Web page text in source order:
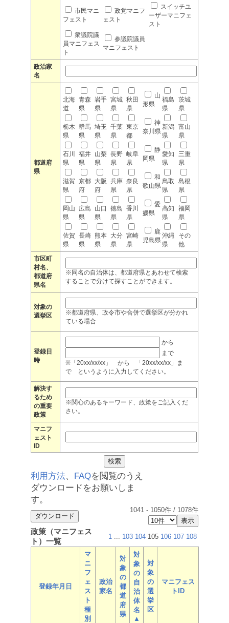
市民マニ
フェスト
政党マニフ
ェスト
スイッチユ
ーザーマニフェ
スト
衆議院議
員マニフェス
ト
参議院議員
マニフェスト
政治家
名
都道府
県
北海
道
青森
県
岩手
県
宮城
県
秋田
県
山
形県
福島
県
茨城
県
栃木
県
群馬
県
埼玉
県
千葉
県
東京
都
神
奈川県
新潟
県
富山
県
石川
県
福井
県
山梨
県
長野
県
岐阜
県
静
岡県
愛知
県
三重
県
滋賀
県
京都
府
大阪
府
兵庫
県
奈良
県
和
歌山県
鳥取
県
島根
県
岡山
県
広島
県
山口
県
徳島
県
香川
県
愛
媛県
高知
県
福岡
県
佐賀
県
長崎
県
熊本
県
大分
県
宮崎
県
鹿
児島県
沖縄
県
その
他
市区町
村名、
都道府
県名
※同名の自治体は、都道府県とあわせて検索
することで分けて探すことができます。
対象の
選挙区
※都道府県、政令市や合併で選挙区が分かれ
ている場合
登録日
時
から
まで
※「20xx/xx/xx」 から 「20xx/xx/xx」ま
で というように入力してください。
解決す
るため
の重要
政策
※関心のあるキーワード、政策をご記入くだ
さい。
マニフ
ェスト
ID
利用方法、 FAQを閲覧のうえ
ダウンロードをお願いしま
す。
1041 - 1050件 / 1078件
政策（マニフェス
ト）一覧
1 ... 103 104 105 106 107 108
登録年月日
マ
ニ
フ
ェ
ス
ト
種
別
政治
家名
対
象
の
都
道
府
県
対
象
の
自
治
体
名
▲
対
象
の
選
挙
区
マニフェス
トID